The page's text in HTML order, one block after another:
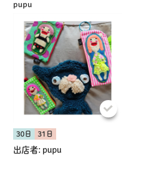
pupu
30日 31日
出店者: pupu